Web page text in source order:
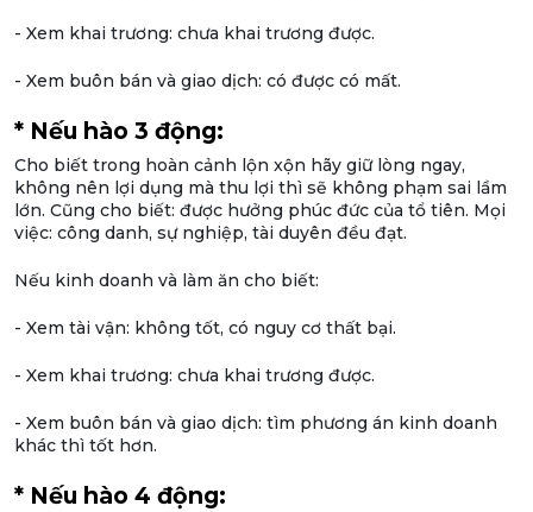
- Xem khai trương: chưa khai trương được.
- Xem buôn bán và giao dịch: có được có mất.
* Nếu hào 3 động:
Cho biết trong hoàn cảnh lộn xộn hãy giữ lòng ngay,
không nên lợi dụng mà thu lợi thì sẽ không phạm sai lầm
lớn. Cũng cho biết: được hưởng phúc đức của tổ tiên. Mọi
việc: công danh, sự nghiệp, tài duyên đều đạt.
Nếu kinh doanh và làm ăn cho biết:
- Xem tài vận: không tốt, có nguy cơ thất bại.
- Xem khai trương: chưa khai trương được.
- Xem buôn bán và giao dịch: tìm phương án kinh doanh
khác thì tốt hơn.
* Nếu hào 4 động: